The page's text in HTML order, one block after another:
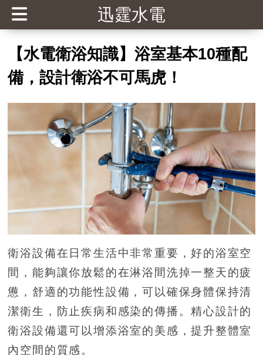
迅霆水電
【水電衛浴知識】浴室基本10種配
備，設計衛浴不可馬虎！
衛浴設備在日常生活中非常重要，好的浴室空
間，能夠讓你放鬆的在淋浴間洗掉一整天的疲
憊，舒適的功能性設備，可以確保身體保持清
潔衛生，防止疾病和感染的傳播。精心設計的
衛浴設備還可以增添浴室的美感，提升整體室
內空間的質感。